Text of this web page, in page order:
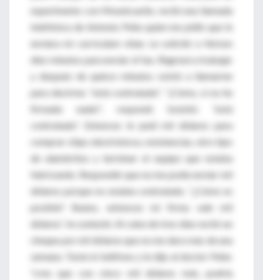
experimento con Mountcastle, recibí una llamada
telefónica de Antonio Peña quien me pidió que le
enviara mi currículum vitae. Le solicité a Vernon
diez minutos para enviar el fax. Regresé a trabajar
y después de quince minutos volvió a llamarme
para decirme: “está contratado”. “¡Cómo, si no he
firmado nada!”, respondí. Insistió: “está
contratado”. Entonces le pedí mil dólares para
comprar chips electrónicos, resistencias, otro tipo
de alambritos y terminar el equipo que estaba
fabricando. Respondió que no me podía enviar mil
dólares porque no estaba contratado. “¿Cómo es
posible? Bueno, entonces mi firma vale mil
dólares”, le contesté. Al cabo de tres días recibí un
cheque por mil dólares que no me duro más de una
semana. Tomé el teléfono y le dije al doctor Peña:
“creo que con cinco mil dólares más, podría